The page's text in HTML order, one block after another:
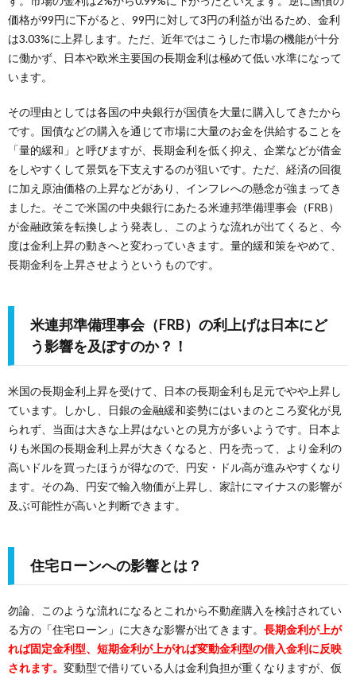
価格が99円に下がると、99円に対して3円の利益が出るため、金利
は3.03%に上昇します。ただ、近年ではこうした市場の機能が十分
に働かず、日本や欧米主要国の長期金利は極めて低い水準になって
います。
その理由としては各国の中央銀行が国債を大量に購入してきたから
です。国債などの購入を通じて市場に大量のお金を供給することを
「量的緩和」と呼びますが、長期金利を低く抑え、企業などが借金
をしやすくして景気を下支えするのが狙いです。ただ、経済の回復
に加え原油価格の上昇などがあり、インフレへの懸念が強まってき
ました。そこで米国の中央銀行にあたる米連邦準備理事会（FRB）
が金融政策を転換しよう発表し、このような流れが出てくると、今
度は金利上昇の動きへと変わっていきます。量的緩和策をやめて、
長期金利を上昇させようというものです。
米連邦準備理事会（FRB）の利上げは日本にど
う影響を及ぼすのか？！
米国の長期金利上昇を受けて、日本の長期金利も足元でやや上昇し
ています。しかし、日銀の金融緩和姿勢にはいまのところ変化が見
られず、当面は大きな上昇はないとの見方が多いようです。日本よ
りも米国の長期金利上昇が大きくなると、円を売って、より金利の
高いドルを買ったほうが得なので、円安・ドル高が進みやすくなり
ます。その為、円安で輸入物価が上昇し、家計にマイナスの影響が
及ぶ可能性が高いと判断できます。
住宅ローンへの影響とは？
勿論、このような流れになるとこれから不動産購入を検討されてい
る方の「住宅ローン」に大きな影響が出てきます。 長期金利が上が
れば固定金利型、短期金利が上がれば変動金利型の借入金利に反映
されます。 変動型で借りている人は金利負担が重くなりますが、仮